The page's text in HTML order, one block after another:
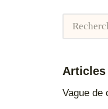
Vague de